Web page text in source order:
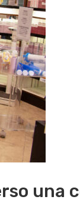
una